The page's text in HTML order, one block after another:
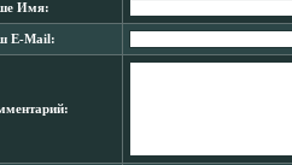
Имя:
E-Mail: